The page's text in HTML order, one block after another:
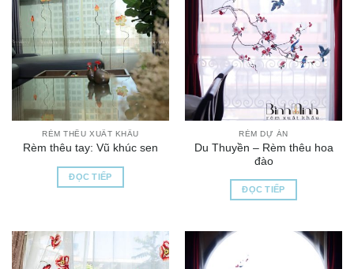
RÈM THÊU XUẤT KHẨU
Rèm thêu tay: Vũ khúc sen
ĐỌC TIẾP
RÈM DỰ ÁN
Du Thuyền – Rèm thêu hoa
đào
ĐỌC TIẾP